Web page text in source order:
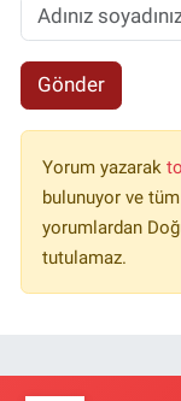
Gönder
Yorum yazarak
bulunuyor ve
yorumlardan
tutulamaz.